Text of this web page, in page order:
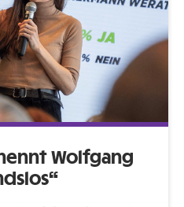
Wolfgang